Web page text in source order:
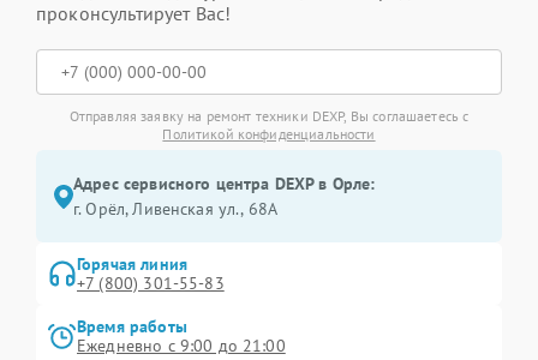
проконсультирует Вас!
Отправляя заявку на ремонт техники DEXP, Вы соглашаетесь с
Политикой конфиденциальности
Адрес сервисного центра DEXP в Орле:
г. Орёл, Ливенская ул., 68А
Горячая линия
+7 (800) 301-55-83
Время работы
Ежедневно с 9:00 до 21:00